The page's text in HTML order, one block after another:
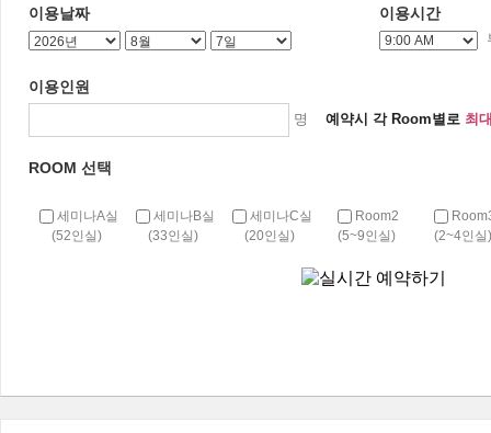
이용날짜 이용시간
이용인원
명 예약시 각 Room별로 최
ROOM 선택
세미나A실
(52인실)
세미나B실
(33인실)
세미나C실
(20인실)
Room2
(5~9인실)
(2~4인실)